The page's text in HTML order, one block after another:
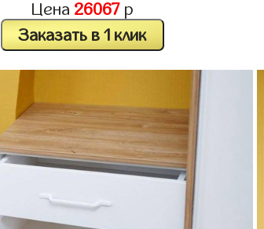
Цена 26067р
Заказать в 1 клик